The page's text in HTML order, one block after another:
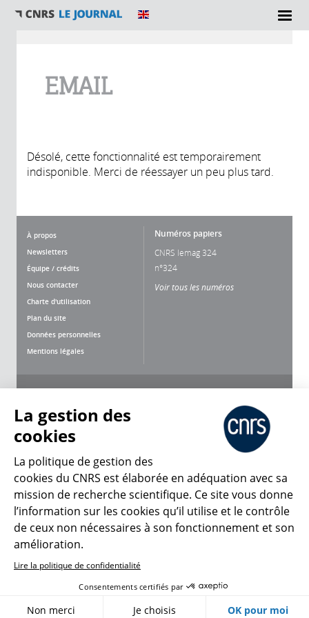
EMAIL
Désolé, cette fonctionnalité est temporairement
indisponible. Merci de réessayer un peu plus tard.
À propos
Newsletters
Équipe / crédits
Nous contacter
Charte d'utilisation
Plan du site
Données personnelles
Mentions légales
Numéros papiers
CNRS lemag 324
n°324
Voir tous les numéros
CNRS Le Mag
© 2026, CNRS
Créer un compte Se connecter
Gestion des cookies
La gestion des
cookies
La politique de gestion des
cookies du CNRS est élaborée en adéquation avec sa
mission de recherche scientifique. Ce site vous donne
l’information sur les cookies qu’il utilise et le contrôle
de ceux non nécessaires à son fonctionnement et son
amélioration.
Lire la politique de confidentialité
Consentements certifiés par
Non merci Je choisis OK pour moi